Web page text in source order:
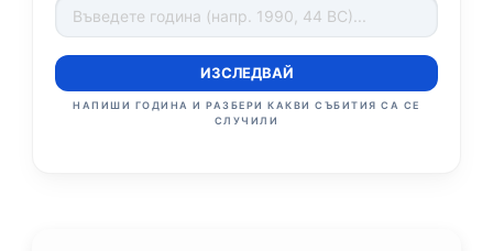
ИЗСЛЕДВАЙ
НАПИШИ ГОДИНА И РАЗБЕРИ КАКВИ СЪБИТИЯ СА СЕ
СЛУЧИЛИ